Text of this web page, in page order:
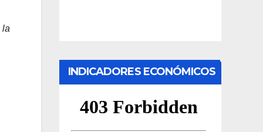
la
INDICADORES ECONÓMICOS